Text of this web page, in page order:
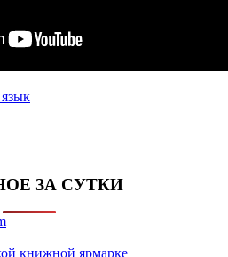
ЗА СУТКИ
книжной ярмарке